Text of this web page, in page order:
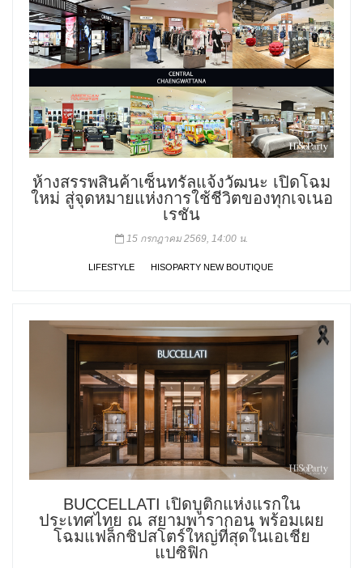
ห้างสรรพสินค้าเซ็นทรัลแจ้งวัฒนะ เปิดโฉม
ใหม่ สู่จุดหมายแห่งการใช้ชีวิตของทุกเจเนอ
เรชัน
15 กรกฎาคม 2569, 14:00 น.
LIFESTYLE HISOPARTY NEW BOUTIQUE
BUCCELLATI เปิดบูติกแห่งแรกใน
ประเทศไทย ณ สยามพารากอน พร้อมเผย
โฉมแฟล็กชิปสโตร์ใหญ่ที่สุดในเอเชีย
แปซิฟิก